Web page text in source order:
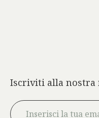
Iscriviti alla nostra